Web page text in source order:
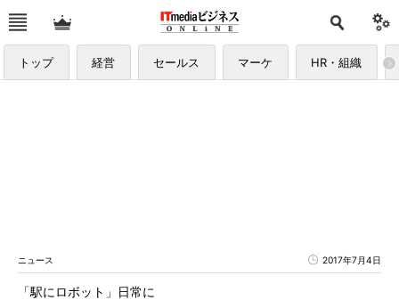
トップ 経営 セールス マーケ HR・組織
ニュース 2017年7月4日
「駅にロボット」日常に